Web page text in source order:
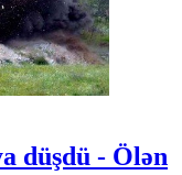
düşdü - Ölən